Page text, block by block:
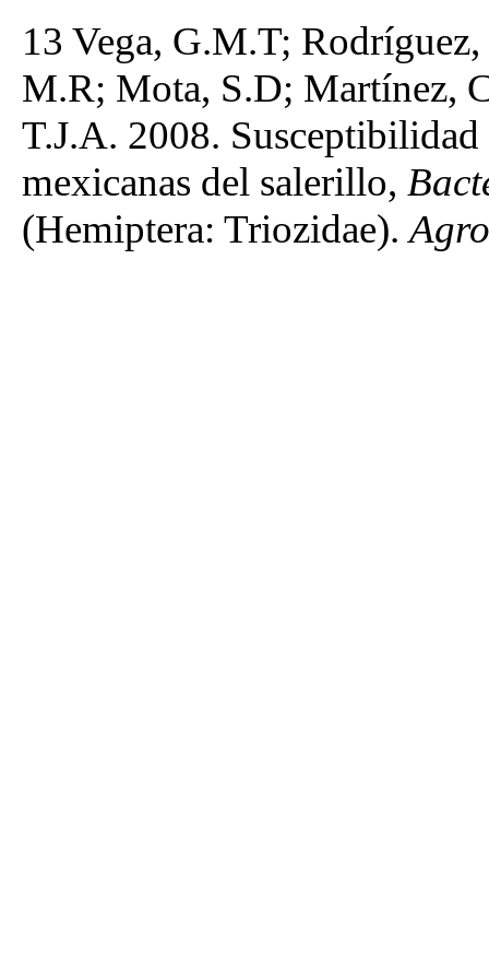
13 Vega, G.M.T;
M.R; Mota, S.D; Martínez,
T.J.A. 2008.
mexicanas del salerillo,
(Hemiptera: Triozidae).